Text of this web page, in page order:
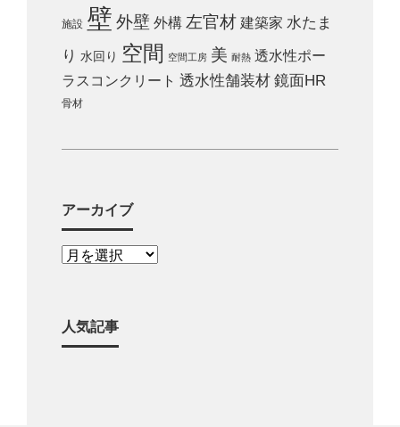
施設 壁 外壁 外構 左官材 建築家 水たま
り 水回り 空間 空間工房 美 耐熱 透水性ポー
ラスコンクリート 透水性舗装材 鏡面HR
骨材
アーカイブ
人気記事